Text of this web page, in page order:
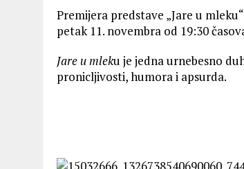
Premijera predstave „Jare u
petak 11. novembra od 19:30
Jare u mleku je jedna urnebesno
pronicljivosti, humora i apsurda.